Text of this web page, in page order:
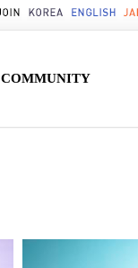
COMMUNITY